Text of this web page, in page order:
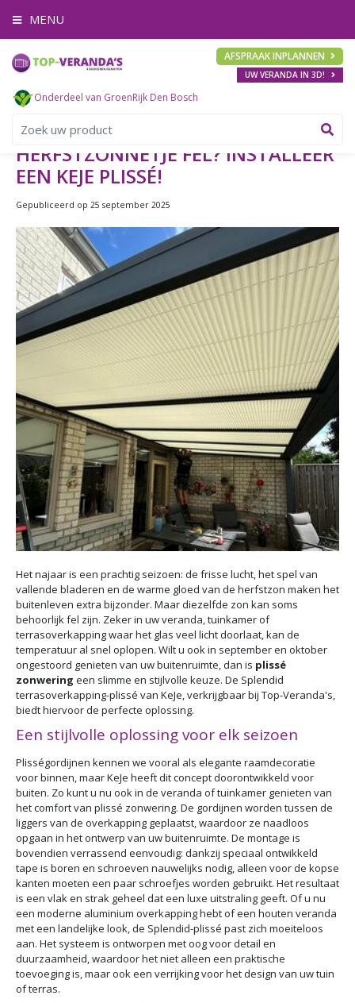
n
AFSPRAAK INPLANNEN
UW VERANDA IN 3D!
Onderdeel van GroenRijk Den Bosch
MENU
HERFSTZONNETJE FEL? INSTALLEER
EEN KEJE PLISSÉ!
Gepubliceerd op 25 september 2025
Het najaar is een prachtig seizoen: de frisse lucht, het spel van
vallende bladeren en de warme gloed van de herfstzon maken het
buitenleven extra bijzonder. Maar diezelfde zon kan soms
behoorlijk fel zijn. Zeker in uw veranda, tuinkamer of
terrasoverkapping waar het glas veel licht doorlaat, kan de
temperatuur al snel oplopen. Wilt u ook in september en oktober
ongestoord genieten van uw buitenruimte, dan is plissé
zonwering een slimme en stijlvolle keuze. De Splendid
terrasoverkapping-plissé van KeJe, verkrijgbaar bij Top-Veranda's,
biedt hiervoor de perfecte oplossing.
Een stijlvolle oplossing voor elk seizoen
Plisségordijnen kennen we vooral als elegante raamdecoratie
voor binnen, maar KeJe heeft dit concept doorontwikkeld voor
buiten. Zo kunt u nu ook in de veranda of tuinkamer genieten van
het comfort van plissé zonwering. De gordijnen worden tussen de
liggers van de overkapping geplaatst, waardoor ze naadloos
opgaan in het ontwerp van uw buitenruimte. De montage is
bovendien verrassend eenvoudig: dankzij speciaal ontwikkeld
tape is boren en schroeven nauwelijks nodig, alleen voor de kopse
kanten moeten een paar schroefjes worden gebruikt. Het resultaat
is een vlak en strak geheel dat een luxe uitstraling geeft. Of u nu
een moderne aluminium overkapping hebt of een houten veranda
met een landelijke look, de Splendid-plissé past zich moeiteloos
aan. Het systeem is ontworpen met oog voor detail en
duurzaamheid, waardoor het niet alleen een praktische
toevoeging is, maar ook een verrijking voor het design van uw tuin
of terras.